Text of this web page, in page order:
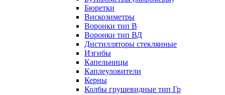
Бюретки
Вискозиметры
Воронки тип В
Воронки тип ВД
Дистилляторы стеклянные
Изгибы
Капельницы
Каплеуловители
Керны
Колбы грушевидные тип Гр